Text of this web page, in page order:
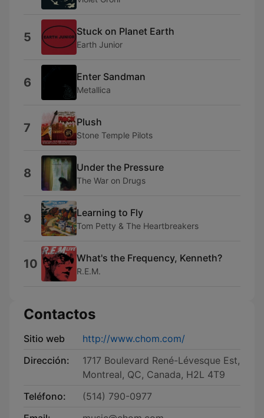
5 Stuck on Planet Earth
Earth Junior
6 Enter Sandman
Metallica
7 Plush
Stone Temple Pilots
8 Under the Pressure
The War on Drugs
9 Learning to Fly
Tom Petty & The Heartbreakers
10 What's the Frequency, Kenneth?
R.E.M.
Contactos
Sitio web
http://www.chom.com/
Dirección:
1717 Boulevard René-Lévesque Est,
Montreal, QC, Canada, H2L 4T9
Teléfono:
(514) 790-0977